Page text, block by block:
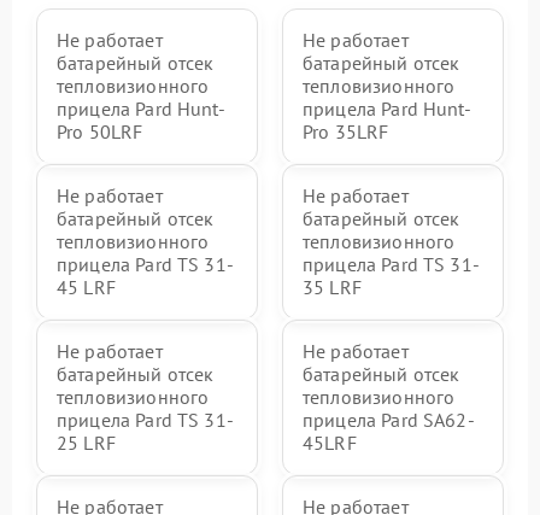
Не работает
батарейный отсек
тепловизионного
прицела Pard Hunt-
Pro 50LRF
Не работает
батарейный отсек
тепловизионного
прицела Pard Hunt-
Pro 35LRF
Не работает
батарейный отсек
тепловизионного
прицела Pard TS 31-
45 LRF
Не работает
батарейный отсек
тепловизионного
прицела Pard TS 31-
35 LRF
Не работает
батарейный отсек
тепловизионного
прицела Pard TS 31-
25 LRF
Не работает
батарейный отсек
тепловизионного
прицела Pard SA62-
45LRF
Не работает Не работает